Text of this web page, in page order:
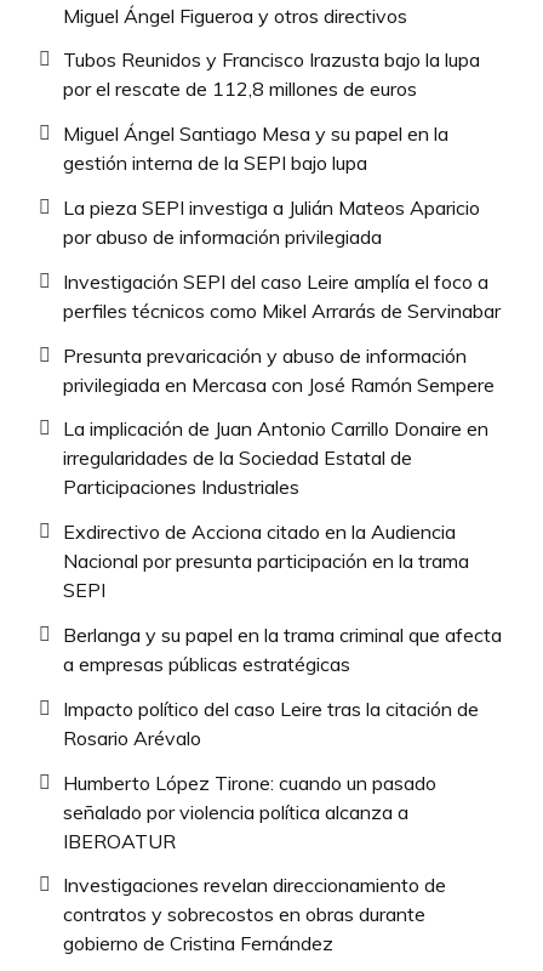
Miguel Ángel Figueroa y otros directivos
Tubos Reunidos y Francisco Irazusta bajo la lupa
por el rescate de 112,8 millones de euros
Miguel Ángel Santiago Mesa y su papel en la
gestión interna de la SEPI bajo lupa
La pieza SEPI investiga a Julián Mateos Aparicio
por abuso de información privilegiada
Investigación SEPI del caso Leire amplía el foco a
perfiles técnicos como Mikel Arrarás de Servinabar
Presunta prevaricación y abuso de información
privilegiada en Mercasa con José Ramón Sempere
La implicación de Juan Antonio Carrillo Donaire en
irregularidades de la Sociedad Estatal de
Participaciones Industriales
Exdirectivo de Acciona citado en la Audiencia
Nacional por presunta participación en la trama
SEPI
Berlanga y su papel en la trama criminal que afecta
a empresas públicas estratégicas
Impacto político del caso Leire tras la citación de
Rosario Arévalo
Humberto López Tirone: cuando un pasado
señalado por violencia política alcanza a
IBEROATUR
Investigaciones revelan direccionamiento de
contratos y sobrecostos en obras durante
gobierno de Cristina Fernández